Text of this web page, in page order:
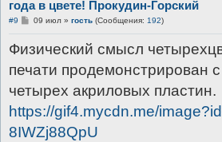
года в цвете! Прокудин-Горский
#9
С
б
е
н
и
е
09 июл» гость(Сообщения: 192)
Физический смысл
печати продемонстрирован
четырех акриловых пластин.
https://gif4.mycdn.me/
8IWZj88QpU